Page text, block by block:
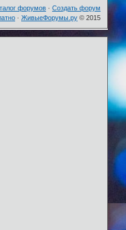
форумов · Создать форум
· ЖивыеФорумы.ру © 2015